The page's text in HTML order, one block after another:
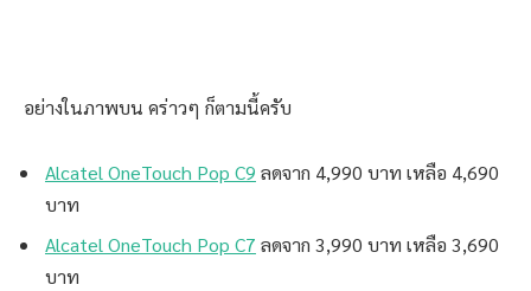
อย่างในภาพบน คร่าวๆ ก็ตามนี้ครับ
Alcatel OneTouch Pop C9 ลดจาก 4,990 บาท เหลือ 4,690
บาท
Alcatel OneTouch Pop C7 ลดจาก 3,990 บาท เหลือ 3,690
บาท